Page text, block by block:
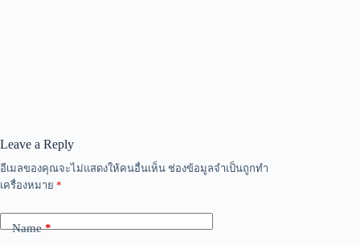
Leave a Reply
อีเมลของคุณจะไม่แสดงให้คนอื่นเห็น ช่องข้อมูลจำเป็นถูกทำ
เครื่องหมาย *
Name*